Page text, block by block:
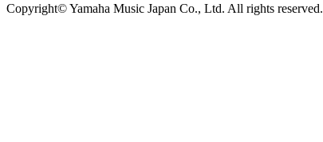
Copyright© Yamaha Music Japan Co., Ltd. All rights reserved.